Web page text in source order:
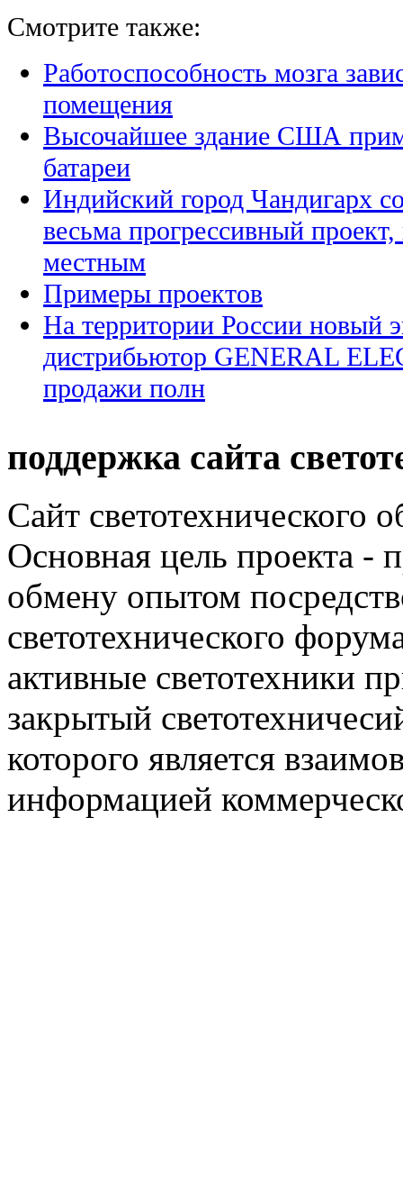
Смотрите также:
Работоспособность мозга
помещения
Высочайшее здание США
батареи
Индийский город Чандигарх
весьма прогрессивный
местным
Примеры проектов
На территории России новый
дистрибьютор GENERAL
продажи полн
поддержка сайта
Сайт светотехнического
Основная цель проекта -
обмену опытом
светотехнического
активные светотехники
закрытый
которого является
информацией